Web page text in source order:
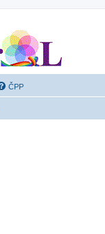
ČPP